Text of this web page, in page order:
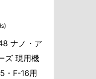
ナノ・ア
ズ 現用機
・F-16用